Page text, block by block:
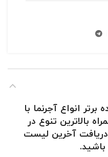
برتر انواع آجرنما با
بالاترین تنوع در
آخرین لیست
باشید.